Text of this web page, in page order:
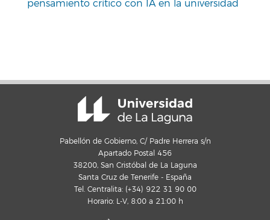
pensamiento crítico con IA en la universidad
Pabellón de Gobierno, C/ Padre Herrera s/n
Apartado Postal 456
38200, San Cristóbal de La Laguna
Santa Cruz de Tenerife - España
Tel. Centralita: (+34) 922 31 90 00
Horario: L-V, 8:00 a 21:00 h